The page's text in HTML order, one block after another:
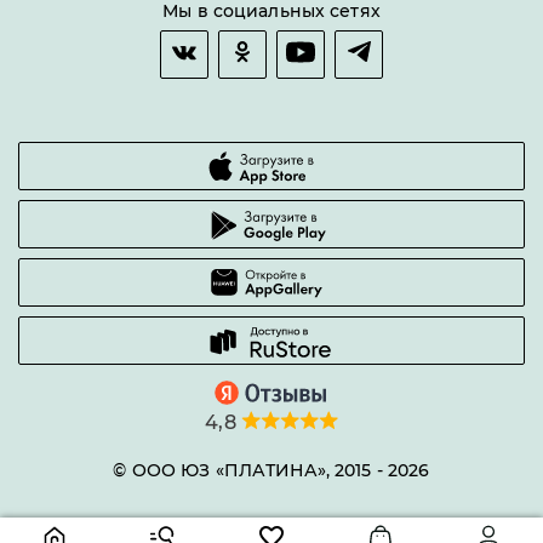
Гарантии качества
Часто задаваемые вопросы
Мы в социальных сетях
4,8
© ООО ЮЗ «ПЛАТИНА», 2015 - 2026